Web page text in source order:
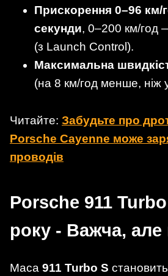
Прискорення 0–96 км/
секунди, 0–200 км/год
(з Launch Control).
Максимальна
(на 8 км/год менше, ніж
Читайте: Забудьте про
Porsche Cayenne може
проводів
Porsche 911
року - Важча,
Маса 911 Turbo S становить